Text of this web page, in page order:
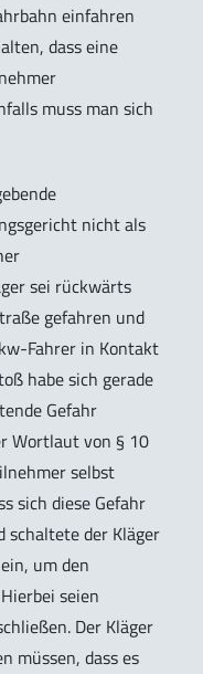
einfahren
dass eine
muss man sich
nicht als
sei rückwärts
gefahren und
Fahrer in Kontakt
habe sich gerade
Gefahr
Wortlaut von § 10
selbst
sich diese Gefahr
schaltete der Kläger
um den
seien
Der Kläger
müssen, dass es